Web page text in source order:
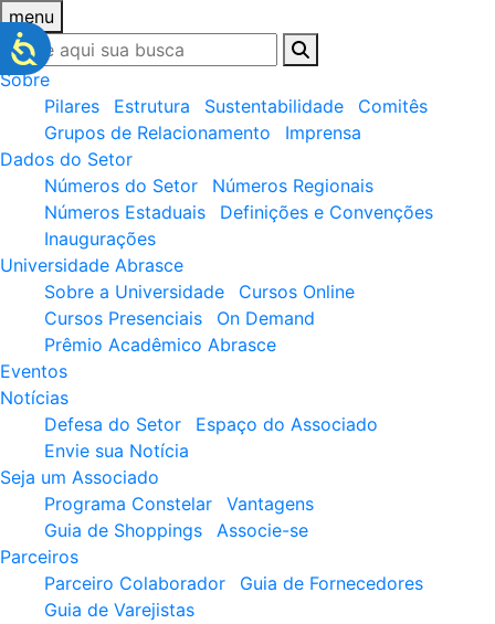
menu
Sobre
Pilares
Estrutura Sustentabilidade
Comitês
Grupos de Relacionamento
Imprensa
Dados do Setor
Números do Setor
Números Regionais
Números Estaduais
Definições e Convenções
Inaugurações
Universidade Abrasce
Sobre a Universidade
Cursos Online
Cursos Presenciais
On Demand
Prêmio Acadêmico Abrasce
Eventos
Notícias
Defesa do Setor
Espaço do Associado
Envie sua Notícia
Seja um Associado
Programa Constelar
Vantagens
Guia de Shoppings
Associe-se
Parceiros
Parceiro Colaborador
Guia de Fornecedores
Guia de Varejistas